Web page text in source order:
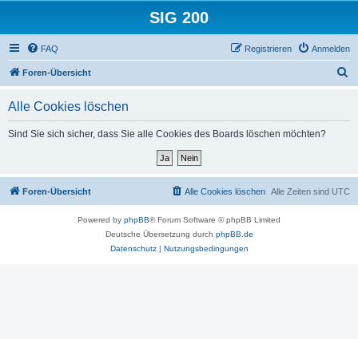
SIG 200
FAQ Anmelden
Registrieren
Foren-Übersicht
Alle Cookies löschen
Sind Sie sich sicher, dass Sie alle Cookies des Boards löschen möchten?
Foren-Übersicht Alle Zeiten sind UTC
Alle Cookies löschen
Powered by phpBB® Forum Software © phpBB Limited
Deutsche Übersetzung durch phpBB.de
Datenschutz| Nutzungsbedingungen